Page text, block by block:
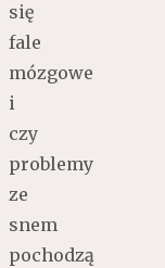
się
fale
mózgowe
i
czy
problemy
ze
snem
pochodzą